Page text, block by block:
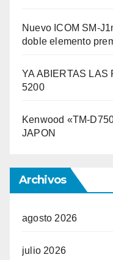
Nuevo ICOM SM-
doble elemento
YA ABIERTAS LAS
5200
Kenwood «TM-
JAPON
Archivos
agosto 2026
julio 2026